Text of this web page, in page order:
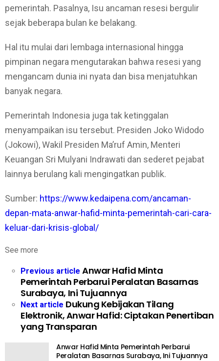
pemerintah. Pasalnya, Isu ancaman resesi bergulir
sejak beberapa bulan ke belakang.
Hal itu mulai dari lembaga internasional hingga
pimpinan negara mengutarakan bahwa resesi yang
mengancam dunia ini nyata dan bisa menjatuhkan
banyak negara.
Pemerintah Indonesia juga tak ketinggalan
menyampaikan isu tersebut. Presiden Joko Widodo
(Jokowi), Wakil Presiden Ma’ruf Amin, Menteri
Keuangan Sri Mulyani Indrawati dan sederet pejabat
lainnya berulang kali mengingatkan publik.
Sumber: https://www.kedaipena.com/ancaman-
depan-mata-anwar-hafid-minta-pemerintah-cari-cara-
keluar-dari-krisis-global/
See more
Previous article Anwar Hafid Minta
Pemerintah Perbarui Peralatan Basarnas
Surabaya, Ini Tujuannya
Next article Dukung Kebijakan Tilang
Elektronik, Anwar Hafid: Ciptakan Penertiban
yang Transparan
Anwar Hafid Minta Pemerintah Perbarui
Peralatan Basarnas Surabaya, Ini Tujuannya